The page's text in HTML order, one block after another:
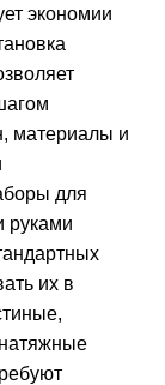
экономии
материалы и
для
руками
их в
натяжные